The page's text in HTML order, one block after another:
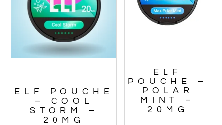
ELF POUCHE
– COOL
STORM –
20MG
ELF
POUCHE –
POLAR
MINT –
20MG